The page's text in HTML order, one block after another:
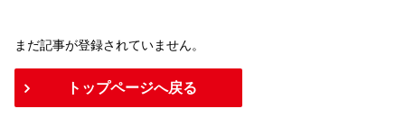
まだ記事が登録されていません。
トップページへ戻る